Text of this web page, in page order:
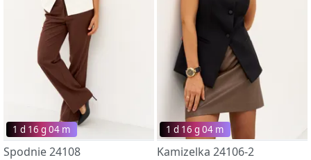
1 d 16 g 03 m
Spodnie 24108
1 d 16 g 03 m
Kamizelka 24106-2